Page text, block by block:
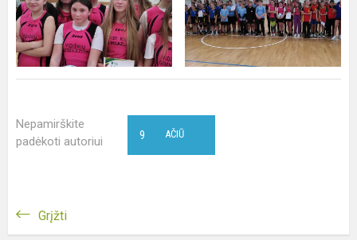
Nepamirškite
padėkoti autoriui
AČIŪ
9
Grįžti